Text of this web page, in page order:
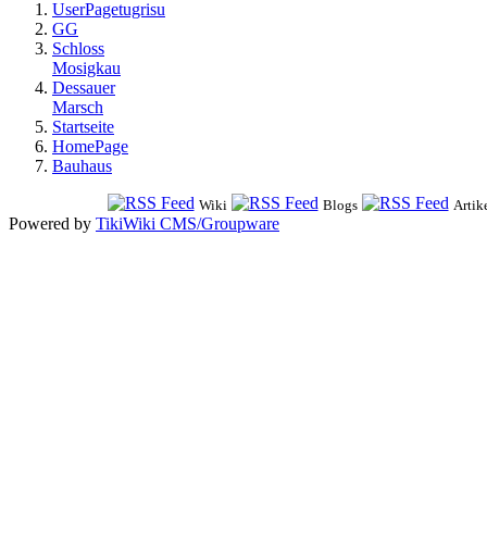
UserPagetugrisu
GG
Schloss
Mosigkau
Dessauer
Marsch
Startseite
HomePage
Bauhaus
Wiki Blogs
Powered by TikiWiki CMS/Groupware